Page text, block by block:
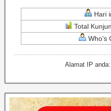
Hari
Total
Who's
Alamat IP